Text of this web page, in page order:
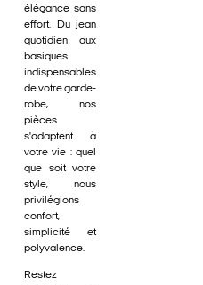
élégance sans
effort. Du jean
quotidien aux
basiques
indispensables
de votre garde-
robe, nos
pièces
s'adaptent à
votre vie : quel
que soit votre
style, nous
privilégions
confort,
simplicité et
polyvalence.
Restez